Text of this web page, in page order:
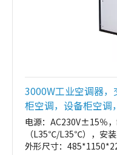
3000W工业空调器
柜空调，设备柜空调
电源：AC230V±15％
（L35℃/L35℃），安
外形尺寸：